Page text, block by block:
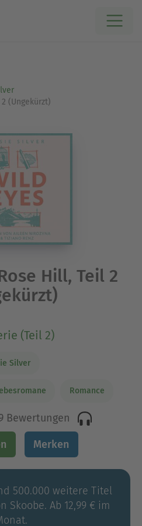
(Ungekürzt)
Hill, Teil 2
(Teil 2)
Silver
Romance
Bewertungen
Merken
500.000 weitere Titel
Skoobe. Ab 12,99 € im